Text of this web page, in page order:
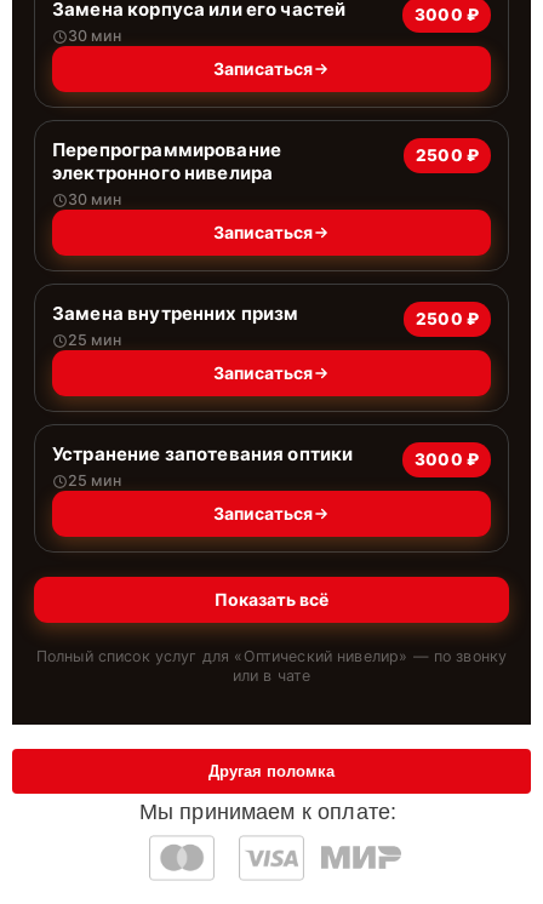
Замена корпуса или его частей
30 мин
3000 ₽
Записаться
Перепрограммирование
электронного нивелира
30 мин
2500 ₽
Записаться
Замена внутренних призм
25 мин
2500 ₽
Записаться
Устранение запотевания оптики
25 мин
3000 ₽
Записаться
Показать всё
Полный список услуг для « Оптический нивелир» — по звонку
или в чате
Мы принимаем к оплате:
Другая поломка